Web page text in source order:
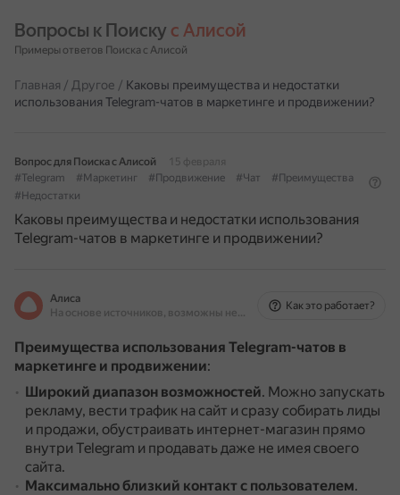
Вопросы к Поиску с Алисой
Примеры ответов Поиска с Алисой
Главная / Другое / Каковы преимущества и недостатки
использования Telegram-чатов в маркетинге и продвижении?
Вопрос для Поиска с Алисой
15 февраля
#Telegram
#Маркетинг #Продвижение #Чат
#Преимущества
#Недостатки
Каковы преимущества и недостатки использования
Telegram-чатов в маркетинге и продвижении?
Алиса
На основе источников, возможны неточности
Как это работает?
Преимущества использования Telegram-чатов в
маркетинге и продвижении:
Широкий диапазон возможностей. Можно запускать
рекламу, вести трафик на сайт и сразу собирать лиды
и продажи, обустраивать интернет-магазин прямо
внутри Telegram и продавать даже не имея своего
сайта.
Максимально близкий контакт с пользователем.